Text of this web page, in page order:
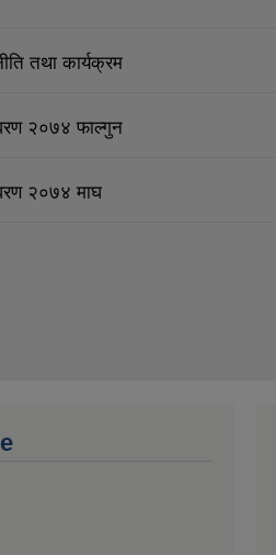
तथा कार्यक्रम
२०७४ फाल्गुन
२०७४ माघ